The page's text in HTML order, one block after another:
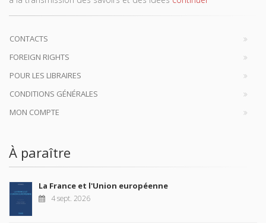
CONTACTS
FOREIGN RIGHTS
POUR LES LIBRAIRES
CONDITIONS GÉNÉRALES
MON COMPTE
À paraître
La France et l'Union européenne
4 sept. 2026